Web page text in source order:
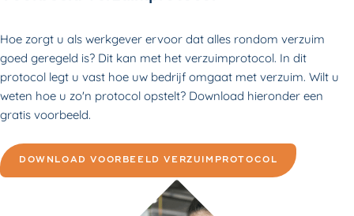
Hoe zorgt u als werkgever ervoor dat alles rondom verzuim
goed geregeld is? Dit kan met het verzuimprotocol. In dit
protocol legt u vast hoe uw bedrijf omgaat met verzuim. Wilt u
weten hoe u zo'n protocol opstelt? Download hieronder een
gratis voorbeeld.
DOWNLOAD VOORBEELD VERZUIMPROTOCOL